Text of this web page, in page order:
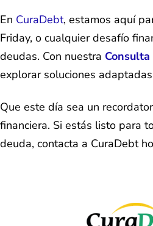
En CuraDebt, estamos aquí
Friday, o cualquier desafío
deudas. Con nuestra
explorar soluciones
Que este día sea un
financiera. Si estás listo para
deuda, contacta a CuraDebt